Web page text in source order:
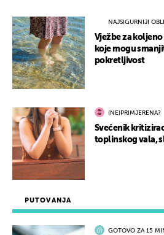
PUTOVANJA
GOTOVO ZA 15
NAJSIGURNIJI
Vježbe za
koje mogu
pokretljivost
(NE)PRIMJERENA?
Svećenik
toplinskog vala,